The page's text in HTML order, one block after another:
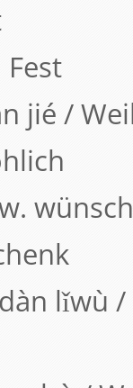
jié /
lǐwù